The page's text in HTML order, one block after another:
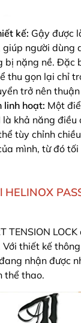
kế: Gậy được
giúp người dùng
bị nặng nề. Đặc
thu gọn lại chỉ
trở nên
linh hoạt: Một
khả năng điều
tùy chỉnh
mình, từ đó
TENSION
thiết kế
nhận được
thể thao.